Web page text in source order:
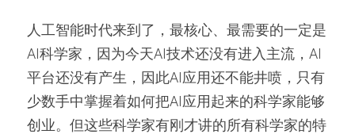
人工智能时代来到了，最核心、最需要的一定是
AI科学家，因为今天AI技术还没有进入主流，AI
平台还没有产生，因此AI应用还不能井喷，只有
少数手中掌握着如何把AI应用起来的科学家能够
创业。但这些科学家有刚才讲的所有科学家的特